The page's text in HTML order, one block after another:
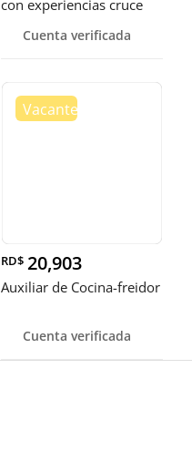
con experiencias cruce
Cuenta verificada
RD$ 20,903
Auxiliar de Cocina-freidor
Cuenta verificada